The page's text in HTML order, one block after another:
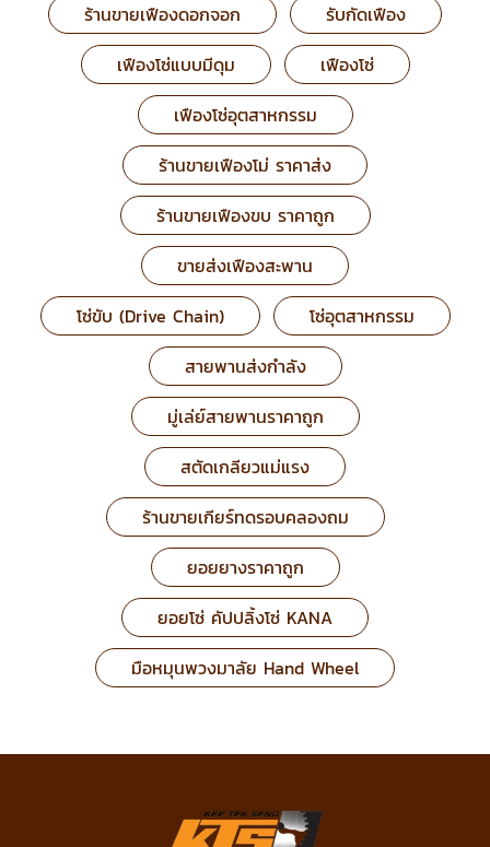
ร้านขายเฟืองดอกจอก
รับกัดเฟือง
เฟืองโซ่แบบมีดุม
เฟืองโซ่
เฟืองโซ่อุตสาหกรรม
ร้านขายเฟืองโม่ ราคาส่ง
ร้านขายเฟืองขบ ราคาถูก
ขายส่งเฟืองสะพาน
โซ่ขับ (Drive Chain)
โซ่อุตสาหกรรม
สายพานส่งกำลัง
มู่เล่ย์สายพานราคาถูก
สตัดเกลียวแม่แรง
ร้านขายเกียร์ทดรอบคลองถม
ยอยยางราคาถูก
ยอยโซ่ คัปปลิ้งโซ่ KANA
มือหมุนพวงมาลัย Hand Wheel